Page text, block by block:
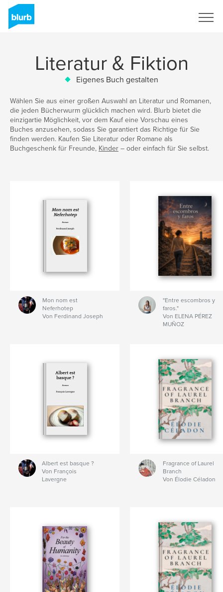
Literatur & Fiktion
Eigenes Buch gestalten
Wählen Sie aus einer großen Auswahl an Literatur und Romanen,
die jeden Bücherwurm glücklich machen wird. Blurb bietet die
einzigartie Möglichkeit, vor dem Kauf eine Vorschau eines
Buches anzusehen, sodass Sie garantiert das Richtige für Sie
finden werden. Kaufen Sie Literatur oder Romane als
Buchgeschenk für Freunde, Kinder – oder einfach für Sie selbst.
Mon nom est
Neferhotep
Von Ferdinand Joseph
"Entre escombros y
faros."
Von ELENA PÉREZ
MUÑOZ
Albert est basque ?
Von François
Lavergne
Fragrance of Laurel
Branch
Von Élodie Céladon